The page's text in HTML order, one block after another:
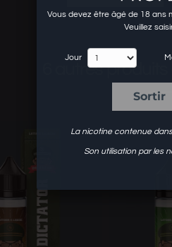
6 autres
Vous devez être âgé de 18 ans
Veuillez
Jour
Sortir
La nicotine contenue
Son utilisation par les